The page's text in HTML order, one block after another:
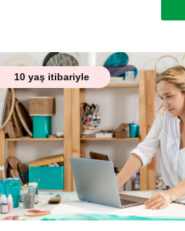
10 yaş itibariyle